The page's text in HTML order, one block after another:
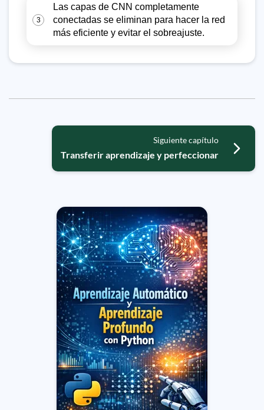
3
Las capas de CNN completamente
conectadas se eliminan para hacer la red
más eficiente y evitar el sobreajuste.
Siguiente capítulo
Transferir aprendizaje y perfeccionar